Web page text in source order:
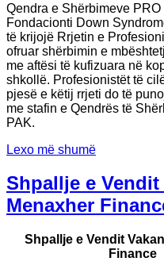
Qendra e Shërbimeve
Fondacionti Down
të krijojë Rrjetin e
ofruar shërbimin e
me aftësi të kufizuara në
shkollë. Profesionistët të
pjesë e këtij rrjeti do të
me stafin e Qendrës të
PAK.
Lexo më shumë
Shpallje e Vendit
Menaxher
Shpallje e Vendit
Finance